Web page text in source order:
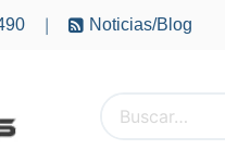
Noticias/Blog